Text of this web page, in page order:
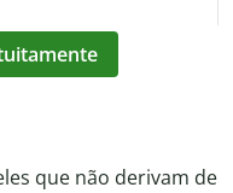
que não derivam de